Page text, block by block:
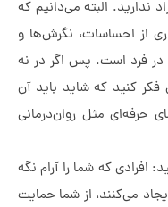
البته می‌دانیم که
احساسات، نگرش‌ها و
است. پس اگر در نه
که شاید باید آن
مثل روان‌درمانی
که شما را آرام نگه
از شما حمایت